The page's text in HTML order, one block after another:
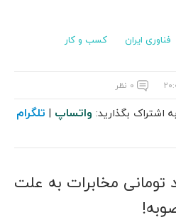
فناوری ایران کسب و کار
۰ نظر
اشتراک بگذارید: واتساپ | تلگرام
تومانی مخابرات به علت